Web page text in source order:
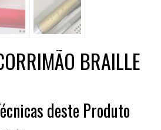
BRAILLE
deste Produto